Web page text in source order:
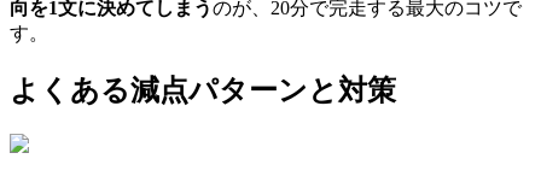
向を1文に決めてしまうのが、20分で完走する最大のコツで
す。
よくある減点パターンと対策